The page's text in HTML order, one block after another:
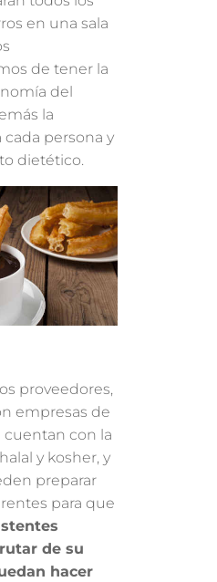
en una sala
de tener la
del
la
cada persona y
dietético.
proveedores,
empresas de
con la
y kosher, y
preparar
para que
de su
hacer